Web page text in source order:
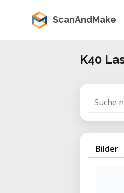
ScanAndMake
K40
Bilder